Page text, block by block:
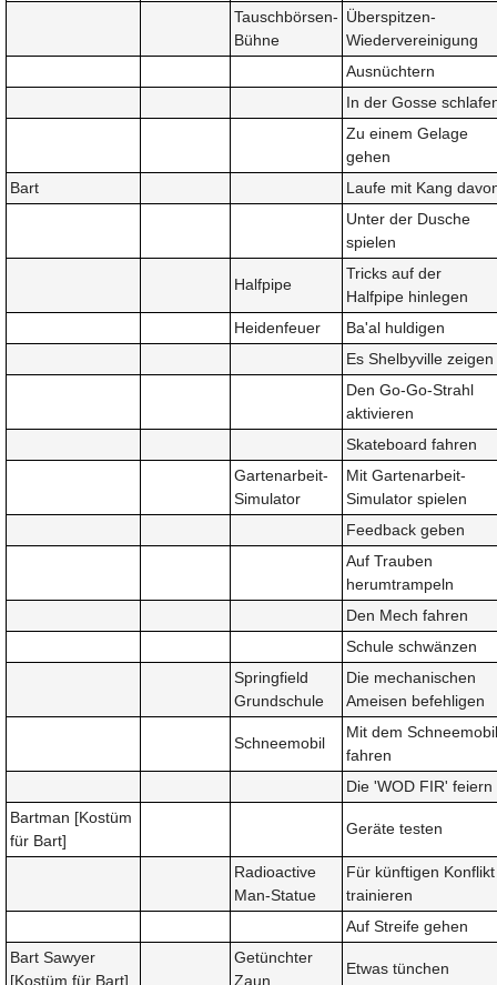
Tauschbörsen-
Bühne
Überspitzen-
Wiedervereinigung
Ausnüchtern
In der Gosse
Zu einem Gelage
gehen
Bart
Laufe mit Kang
Unter der Dusche
spielen
Halfpipe
Tricks auf der
Halfpipe hinlegen
Heidenfeuer
Ba'al huldigen
Es Shelbyville zeigen
Den Go-Go-Strahl
aktivieren
Skateboard fahren
Gartenarbeit-
Simulator
Mit Gartenarbeit-
Simulator spielen
Feedback geben
Auf Trauben
herumtrampeln
Den Mech fahren
Schule schwänzen
Springfield
Grundschule
Die mechanischen
Ameisen befehligen
Schneemobil
Mit dem Schneemobil
fahren
Die 'WOD FIR' feiern
Bartman [Kostüm
für Bart]
Geräte testen
Radioactive
Man-Statue
Für künftigen Konflikt
trainieren
Auf Streife gehen
Bart Sawyer
[Kostüm für Bart]
Getünchter
Zaun
Etwas tünchen